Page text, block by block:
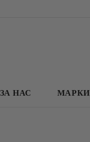
ЗА НАС МАРКИ